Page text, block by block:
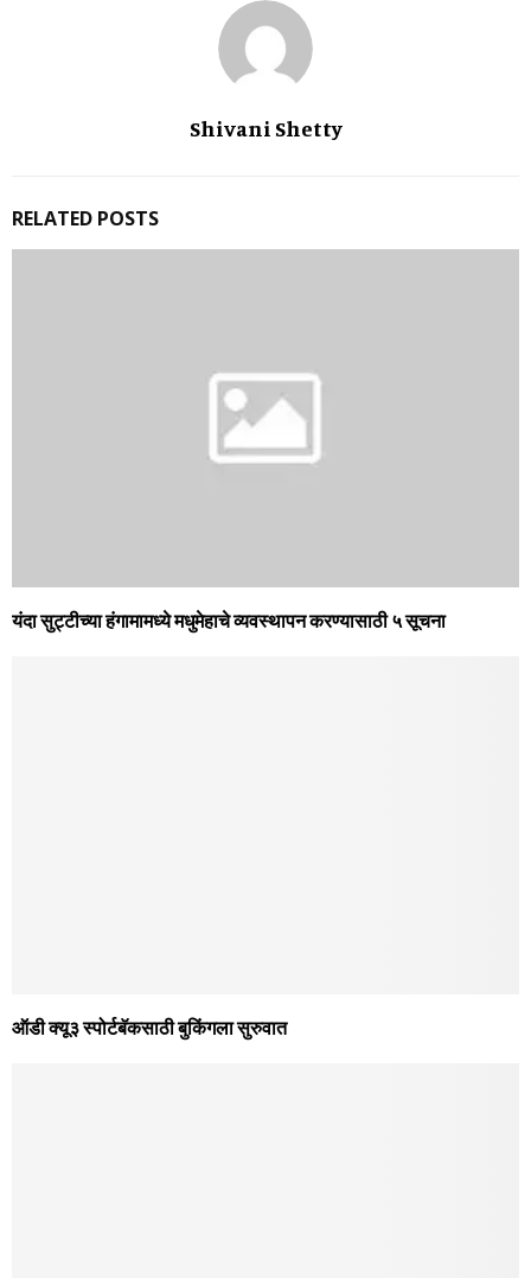
Shivani Shetty
RELATED POSTS
यंदा सुट्टीच्‍या हंगामामध्‍ये मधुमेहाचे व्‍यवस्‍थापन करण्‍यासाठी ५ सूचना
ऑडी क्यू३ स्पोर्टबॅकसाठी बुकिंगला सुरुवात